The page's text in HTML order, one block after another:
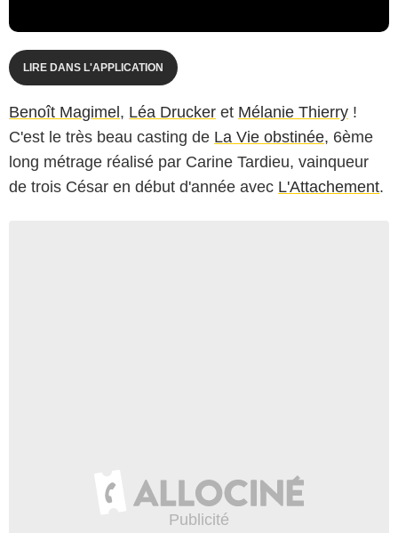
LIRE DANS L'APPLICATION
Benoît Magimel, Léa Drucker et Mélanie Thierry !
C'est le très beau casting de La Vie obstinée, 6ème
long métrage réalisé par Carine Tardieu, vainqueur
de trois César en début d'année avec L'Attachement.